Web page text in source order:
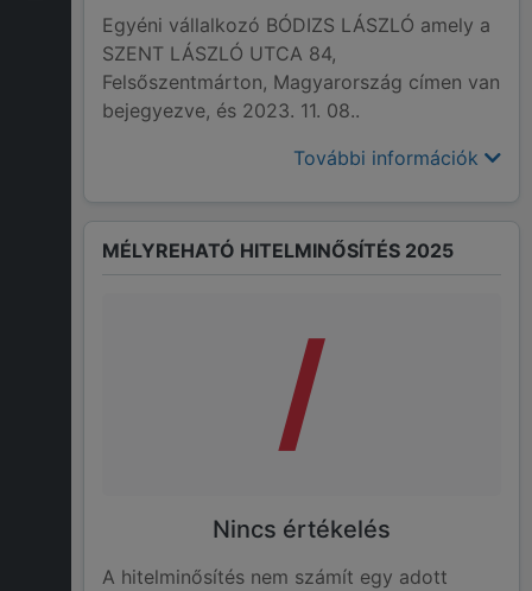
Egyéni vállalkozó BÓDIZS LÁSZLÓ amely a
SZENT LÁSZLÓ UTCA 84,
Felsőszentmárton, Magyarország címen van
bejegyezve, és 2023. 11. 08..
További információk
MÉLYREHATÓ HITELMINŐSÍTÉS 2025
/
Nincs értékelés
A hitelminősítés nem számít egy adott